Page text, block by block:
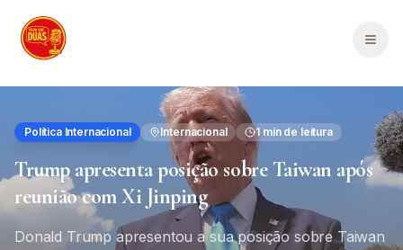
Política Internacional Internacional 1 min de leitura
Trump apresenta posição sobre Taiwan após
reunião com Xi Jinping
Donald Trump apresentou a sua posição sobre Taiwan